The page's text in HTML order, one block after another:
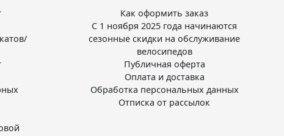
Как оформить заказ
С 1 ноября 2025 года начинаются
сезонные скидки на обслуживание
велосипедов
Публичная оферта
Оплата и доставка
Обработка персональных данных
Отписка от рассылок